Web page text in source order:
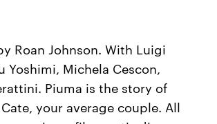
Roan Johnson. With Luigi
Yoshimi, Michela Cescon,
Piuma is the story of
your average couple. All